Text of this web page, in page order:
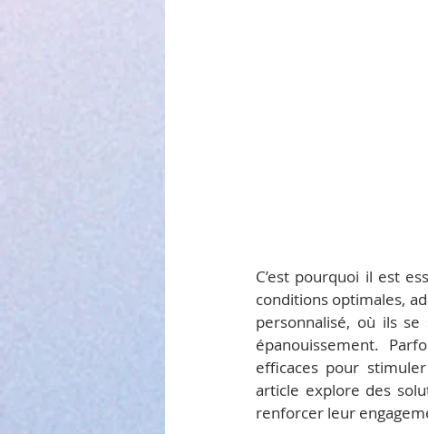
C’est pourquoi il est
conditions optimales,
personnalisé, où ils
épanouissement.
efficaces pour
article explore des
renforcer leur